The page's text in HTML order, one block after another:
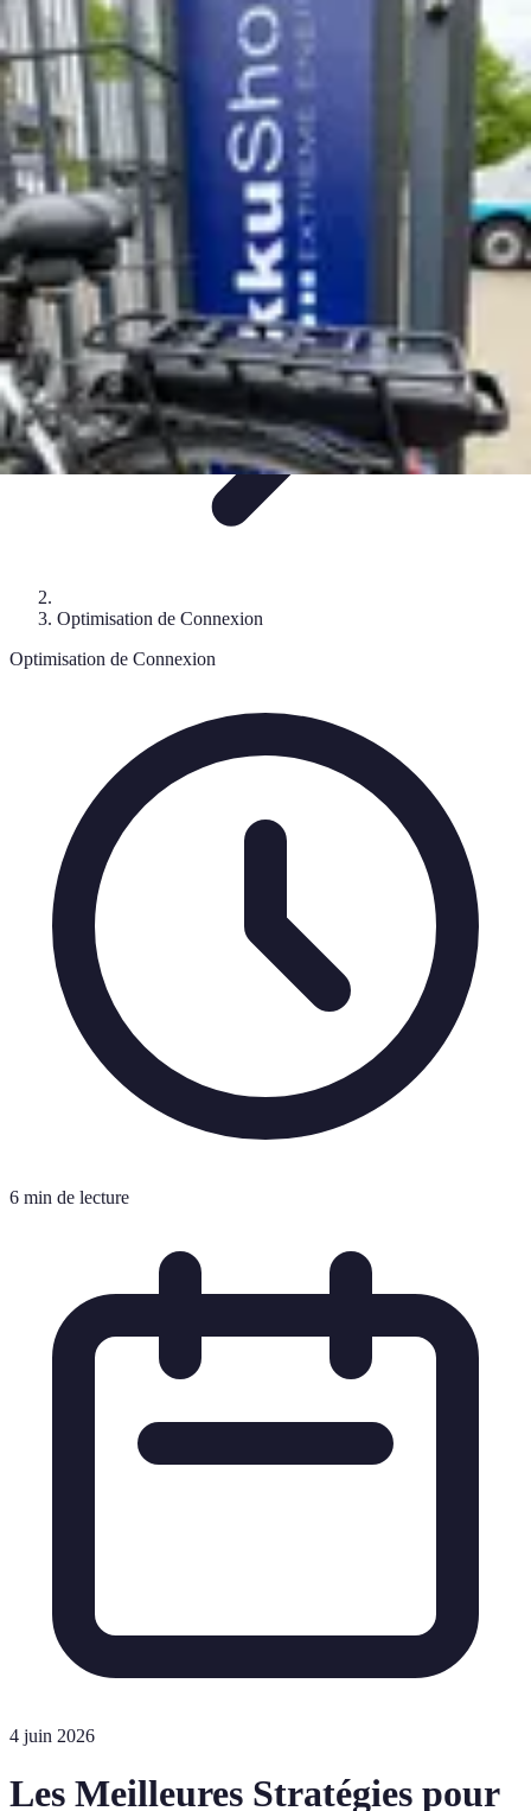
Connexion Rapide
Astuces et Conseils OptimisationOptimisation de
ConnexionTechnologie Applications
Connexion Rapide
Optimisation de Connexion
Optimisation de Connexion
6 min de lecture
4 juin 2026
Les Meilleures Stratégies pour